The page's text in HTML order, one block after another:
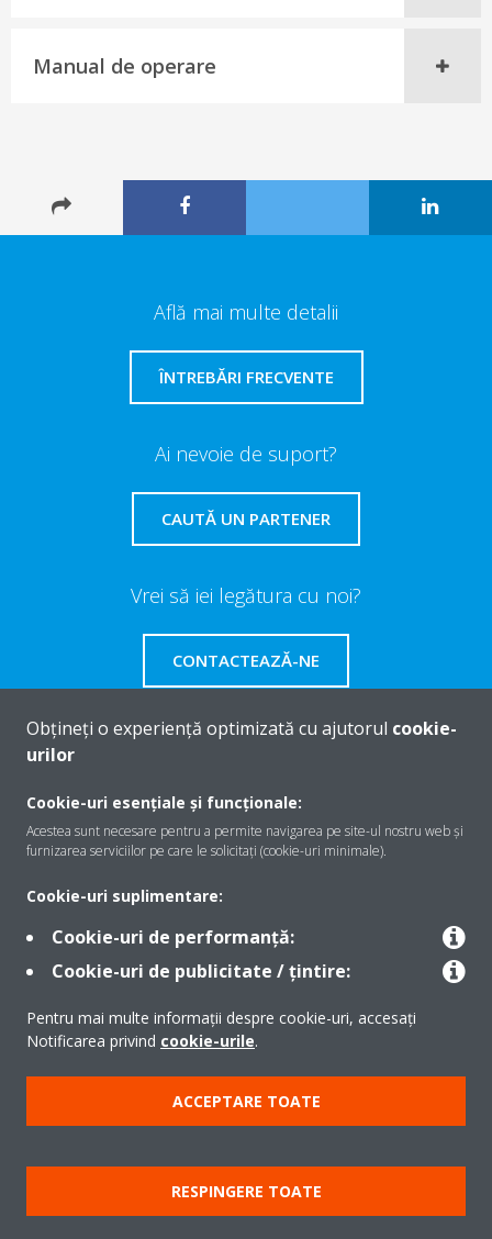
Manual de operare
Află mai multe detalii
ÎNTREBĂRI FRECVENTE
Ai nevoie de suport?
CAUTĂ UN PARTENER
Vrei să iei legătura cu noi?
CONTACTEAZĂ-NE
Despre Daikin
Contact
Produse
Copyright © Daikin
Notă legală
Cookie Notice
Politica de protecție a datelor
Etica corporativă
Termeni şi condiţii
Obțineți o experiență optimizată cu ajutorul cookie-
urilor
Cookie-uri esențiale și funcționale:
Acestea sunt necesare pentru a permite navigarea pe site-ul nostru web și
furnizarea serviciilor pe care le solicitați (cookie-uri minimale).
Cookie-uri suplimentare:
Cookie-uri de performanță:
Cookie-uri de publicitate / țintire:
Pentru mai multe informații despre cookie-uri, accesați
Notificarea privind cookie-urile.
ACCEPTARE TOATE
RESPINGERE TOATE